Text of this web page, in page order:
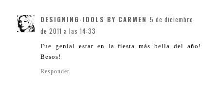
DESIGNING-IDOLS BY CARMEN 5 de diciembre
de 2011 a las 14:33
Fue genial estar en la fiesta más bella del año!
Besos!
Responder